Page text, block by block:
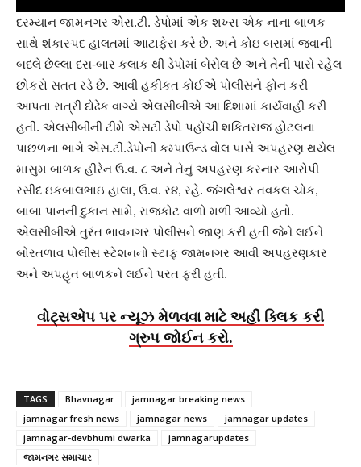
દરમ્યાન જામનગર એસ.ટી. ડેપોમાં એક શખ્સ એક નાના બાળક
સાથે શંકાસ્પદ હાલતમાં આટાફેરા કરે છે. અને કોઇ બસમાં જવાની
બદલે છેલ્લા દસ-બાર કલાક થી ડેપોમાં બેસેલ છે અને તેની પાસે રહેલ
છોકરો સતત રડે છે. આવી હકીકત કોઈએ પોલીસને ફોન કરી
આપતા રાત્રી દોઢેક વાગ્યે એલસીબીએ આ દિશામાં કાર્યવાહી કરી
હતી. એલસીબીની ટીમે એસટી ડેપો પહોંચી શકિતરાજ હોટલના
પાછળના ભાગે એસ.ટી.ડેપોની કમ્પાઉન્ડ વોલ પાસે અપહરણ થયેલ
માસુમ બાળક હીરેન ઉ.વ. ૮ અને તેનું અપહરણ કરનાર આરોપી
રસીદ ઇકબાલભાઇ હાલા, ઉ.વ. ર૪, રહે. જંગલેશ્વર તવકલ ચોક,
બાબા પાનની દુકાન સામે, રાજકોટ વાળો મળી આવ્યો હતો.
એલસીબીએ તુરંત ભાવનગર પોલીસને જાણ કરી હતી જેને લઈને
બોરતળાવ પોલીસ સ્ટેશનનો સ્ટાફ જામનગર આવી અપહરણકાર
અને અપહૃત બાળકને લઈને પરત ફરી હતી.
વોટ્સએપ પર ન્યૂઝ મેળવવા માટે અહીં ક્લિક કરી
ગ્રુપ જોઈન કરો.
TAGS Bhavnagar
jamnagar breaking news
jamnagar fresh news
jamnagar news
jamnagar updates
jamnagar-devbhumi dwarka
jamnagarupdates
જામનગર સમાચાર